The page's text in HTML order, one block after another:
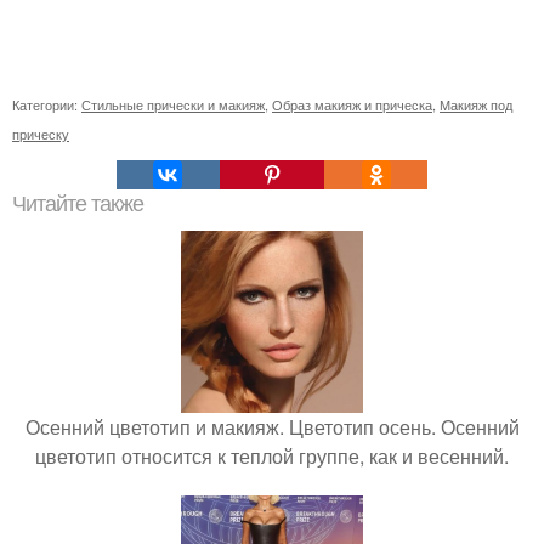
Категории: Стильные прически и макияж Образ макияж и прическа Макияж под
прическу
Читайте также
Осенний цветотип и макияж. Цветотип осень. Осенний
цветотип относится к теплой группе, как и весенний.